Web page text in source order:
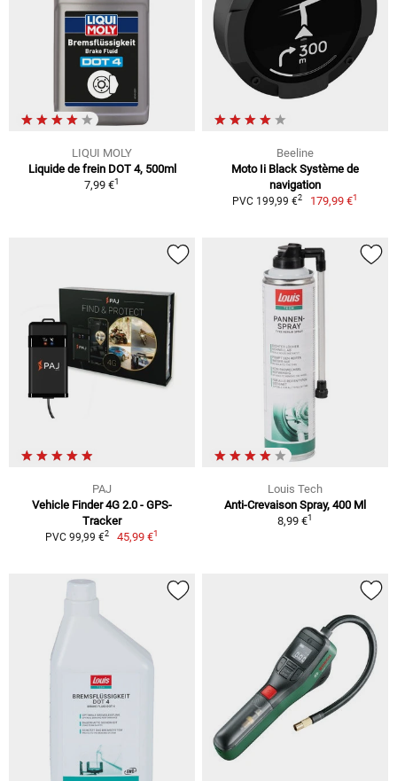
LIQUI MOLY
Liquide de frein DOT 4, 500ml
7,99 €1
Beeline
Moto Ii Black Système de
navigation
PVC 199,99 €2 179,99 €1
PAJ
Vehicle Finder 4G 2.0 - GPS-
Tracker
PVC 99,99 €2 45,99 €1
Louis Tech
Anti-Crevaison Spray, 400 Ml
8,99 €1